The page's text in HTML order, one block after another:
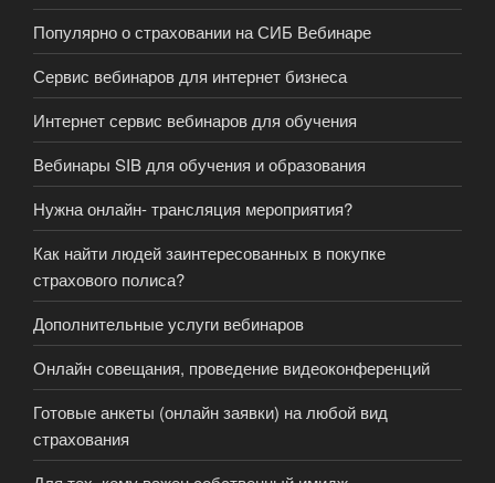
Популярно о страховании на СИБ Вебинаре
Сервис вебинаров для интернет бизнеса
Интернет сервис вебинаров для обучения
Вебинары SIB для обучения и образования
Нужна онлайн- трансляция мероприятия?
Как найти людей заинтересованных в покупке
страхового полиса?
Дополнительные услуги вебинаров
Онлайн совещания, проведение видеоконференций
Готовые анкеты (онлайн заявки) на любой вид
страхования